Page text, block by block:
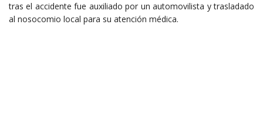
tras el accidente fue auxiliado por un automovilista y trasladado
al nosocomio local para su atención médica.